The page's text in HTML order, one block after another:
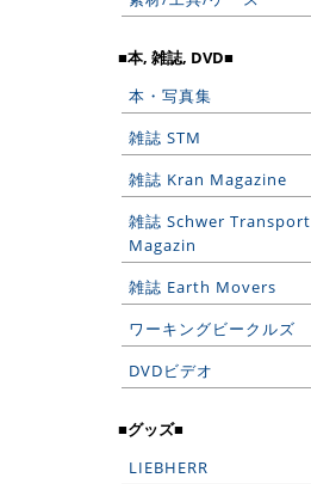
■本, 雑誌, DVD■
本・写真集
雑誌 STM
雑誌 Kran Magazine
雑誌 Schwer Transport
Magazin
雑誌 Earth Movers
ワーキングビークルズ
DVDビデオ
■グッズ■
LIEBHERR